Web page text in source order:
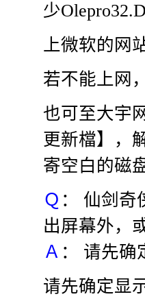
少
上微软的网
若不能上网
也可至大宇
更新檔】，
寄空白的磁
Ｑ ： 仙剑奇
出屏幕外，
Ａ ： 请先确
请先确定显